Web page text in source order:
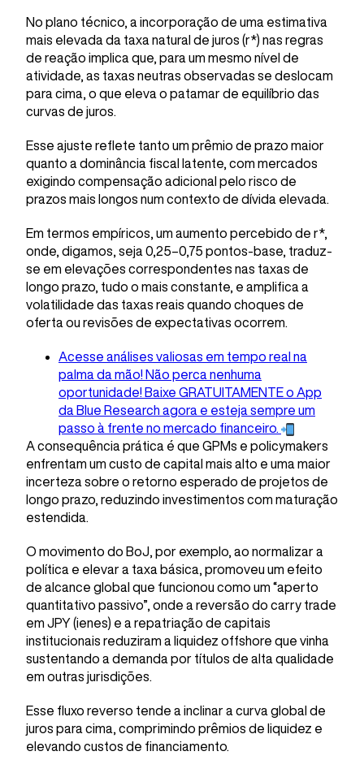
No plano técnico, a incorporação de uma estimativa
mais elevada da taxa natural de juros (r*) nas regras
de reação implica que, para um mesmo nível de
atividade, as taxas neutras observadas se deslocam
para cima, o que eleva o patamar de equilíbrio das
curvas de juros.
Esse ajuste reflete tanto um prêmio de prazo maior
quanto a dominância fiscal latente, com mercados
exigindo compensação adicional pelo risco de
prazos mais longos num contexto de dívida elevada.
Em termos empíricos, um aumento percebido de r*,
onde, digamos, seja 0,25–0,75 pontos-base, traduz-
se em elevações correspondentes nas taxas de
longo prazo, tudo o mais constante, e amplifica a
volatilidade das taxas reais quando choques de
oferta ou revisões de expectativas ocorrem.
Acesse análises valiosas em tempo real na
palma da mão! Não perca nenhuma
oportunidade! Baixe GRATUITAMENTE o App
da Blue Research agora e esteja sempre um
passo à frente no mercado financeiro.
A consequência prática é que GPMs e policymakers
enfrentam um custo de capital mais alto e uma maior
incerteza sobre o retorno esperado de projetos de
longo prazo, reduzindo investimentos com maturação
estendida.
O movimento do BoJ, por exemplo, ao normalizar a
política e elevar a taxa básica, promoveu um efeito
de alcance global que funcionou como um “aperto
quantitativo passivo”, onde a reversão do carry trade
em JPY (ienes) e a repatriação de capitais
institucionais reduziram a liquidez offshore que vinha
sustentando a demanda por títulos de alta qualidade
em outras jurisdições.
Esse fluxo reverso tende a inclinar a curva global de
juros para cima, comprimindo prêmios de liquidez e
elevando custos de financiamento.